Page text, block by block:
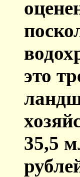
это
35,5